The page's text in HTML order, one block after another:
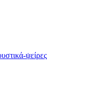
ψείρες